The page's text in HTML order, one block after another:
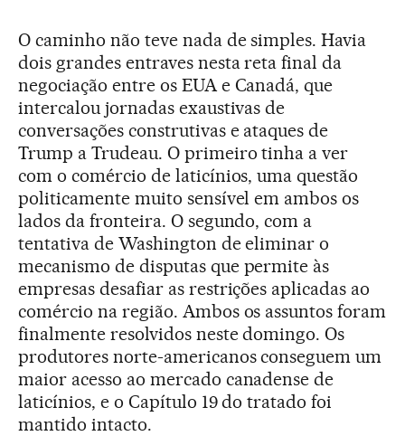
O caminho não teve nada de simples. Havia
dois grandes entraves nesta reta final da
negociação entre os EUA e Canadá, que
intercalou jornadas exaustivas de
conversações construtivas e ataques de
Trump a Trudeau. O primeiro tinha a ver
com o comércio de laticínios, uma questão
politicamente muito sensível em ambos os
lados da fronteira. O segundo, com a
tentativa de Washington de eliminar o
mecanismo de disputas que permite às
empresas desafiar as restrições aplicadas ao
comércio na região. Ambos os assuntos foram
finalmente resolvidos neste domingo. Os
produtores norte-americanos conseguem um
maior acesso ao mercado canadense de
laticínios, e o Capítulo 19 do tratado foi
mantido intacto.